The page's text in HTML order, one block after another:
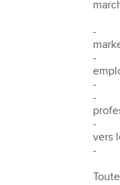
-
-
-
-
-
vers
-